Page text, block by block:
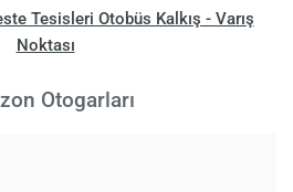
Tesisleri Otobüs Kalkış - Varış
Noktası
Otogarları